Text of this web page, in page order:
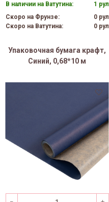
В наличии на Ватутина:
1 рул
Скоро на Фрунзе:
0 рул
Скоро на Ватутина:
0 рул
Упаковочная бумага крафт,
Синий, 0,68*10 м